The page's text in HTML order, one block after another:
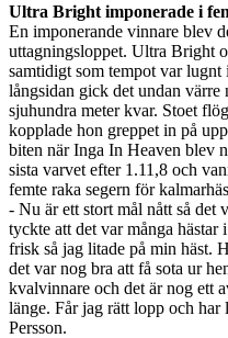
Ultra Bright imponerade i
En imponerande vinnare blev
uttagningsloppet. Ultra Bright
samtidigt som tempot var
långsidan gick det undan värre
sjuhundra meter kvar. Stoet
kopplade hon greppet in på
biten när Inga In Heaven blev
sista varvet efter 1.11,8 och
femte raka segern för
- Nu är ett stort mål nått så det
tyckte att det var många hästar
frisk så jag litade på min häst.
det var nog bra att få sota ur
kvalvinnare och det är nog ett
länge. Får jag rätt lopp och
Persson.